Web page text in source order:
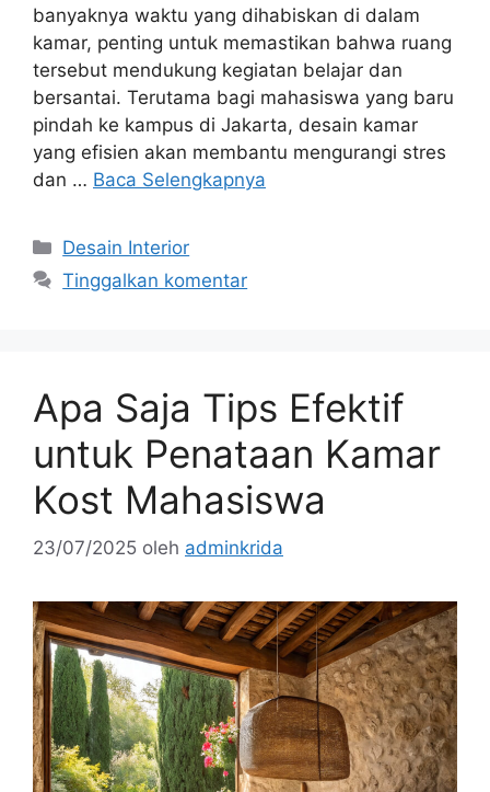
banyaknya waktu yang dihabiskan di dalam
kamar, penting untuk memastikan bahwa ruang
tersebut mendukung kegiatan belajar dan
bersantai. Terutama bagi mahasiswa yang baru
pindah ke kampus di Jakarta, desain kamar
yang efisien akan membantu mengurangi stres
dan … Baca Selengkapnya
Kategori
Desain Interior
Tinggalkan komentar
Apa Saja Tips Efektif
untuk Penataan Kamar
Kost Mahasiswa
23/07/2025 oleh adminkrida